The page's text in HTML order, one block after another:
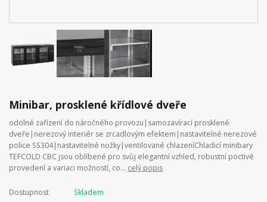
Minibar, prosklené křídlové dveře
odolné zařízení do náročného provozu|samozavírací prosklené
dveře|nerezový interiér se zrcadlovým efektem|nastavitelné nerezové
police SS304|nastavitelné nožky|ventilované chlazeníChladicí minibary
TEFCOLD CBC jsou oblíbené pro svůj elegantní vzhled, robustní poctivé
provedení a variaci možností, co... celý popis
Dostupnost Skladem